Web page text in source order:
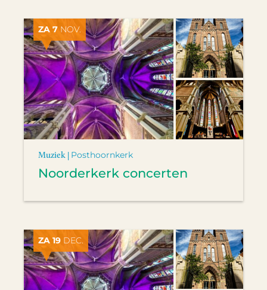
ZA 7 NOV.
Muziek | Posthoornkerk
Noorderkerk concerten
ZA 19 DEC.